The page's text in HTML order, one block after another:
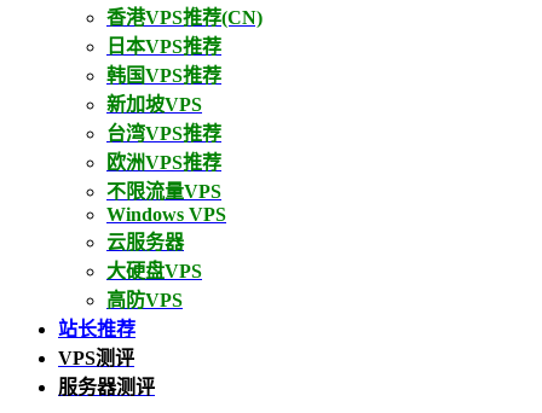
香港VPS推荐(CN)
日本VPS推荐
韩国VPS推荐
新加坡VPS
台湾VPS推荐
欧洲VPS推荐
不限流量VPS
Windows VPS
云服务器
大硬盘VPS
高防VPS
站长推荐
VPS测评
服务器测评